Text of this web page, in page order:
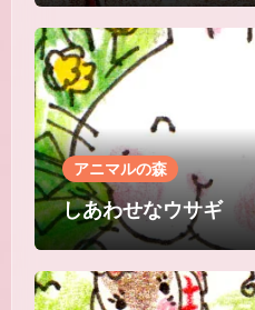
アニマルの森
しあわせなウサギ